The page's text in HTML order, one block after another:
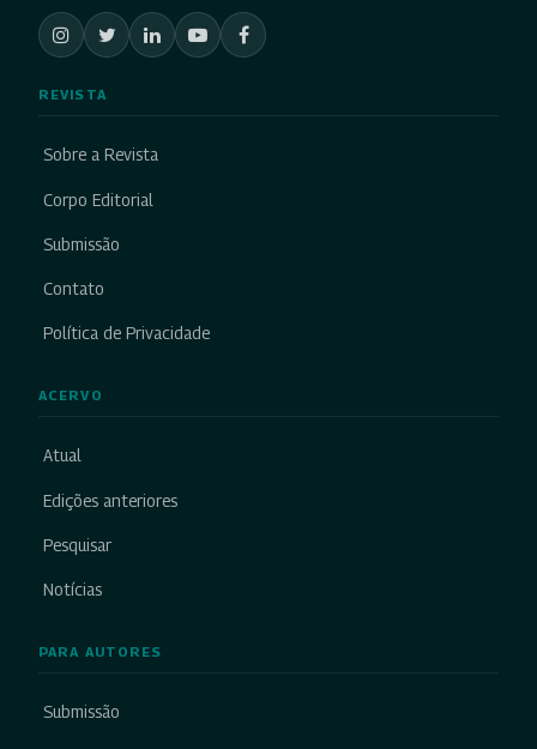
REVISTA
Sobre a Revista
Corpo Editorial
Submissão
Contato
Política de Privacidade
ACERVO
Atual
Edições anteriores
Pesquisar
Notícias
PARA AUTORES
Submissão